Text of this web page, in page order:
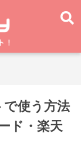
で使う方法
ド・楽天